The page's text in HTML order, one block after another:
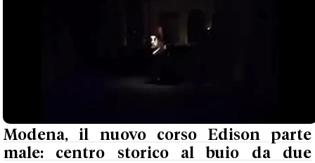
Modena, il nuovo corso Edison parte
male: centro storico al buio da due